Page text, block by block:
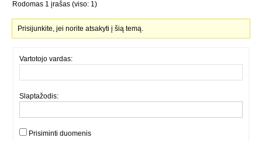
Rodomas 1 įrašas (viso: 1)
Prisijunkite, jei norite atsakyti į šią temą.
Vartotojo vardas:
Slaptažodis:
Prisiminti duomenis